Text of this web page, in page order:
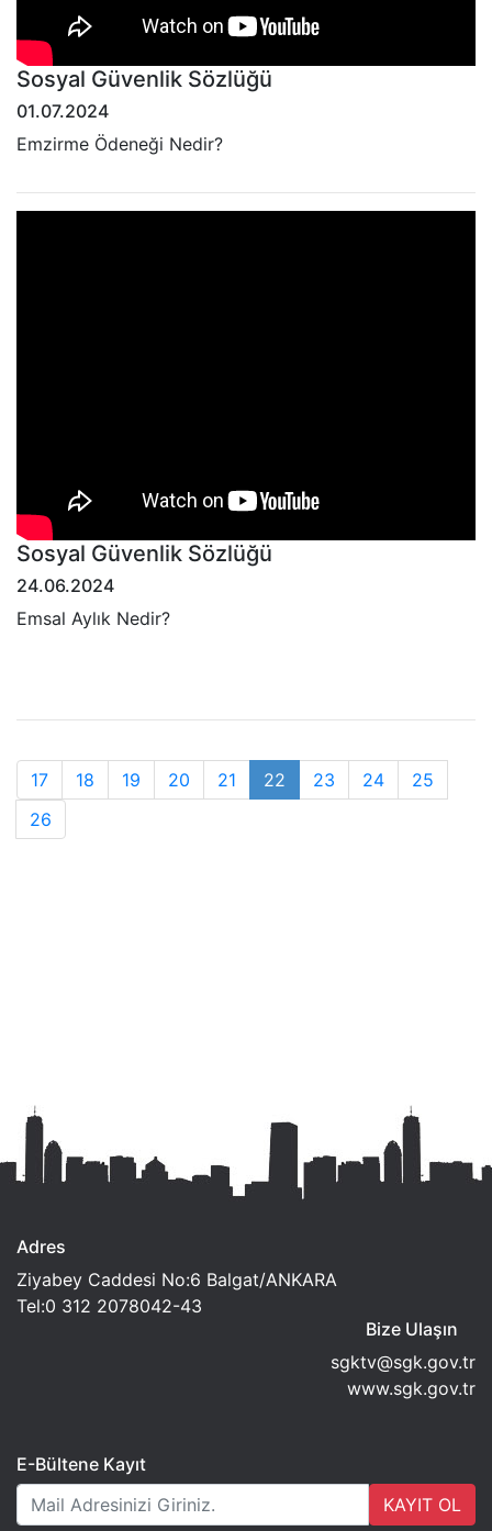
Sosyal Güvenlik Sözlüğü
01.07.2024
Emzirme Ödeneği Nedir?
Sosyal Güvenlik Sözlüğü
24.06.2024
Emsal Aylık Nedir?
17 18 19 20 21 22 23 24
25
26
Adres
Ziyabey Caddesi No:6 Balgat/ANKARA
Tel:0 312 2078042-43
Bize Ulaşın
sgktv@sgk.gov.tr
www.sgk.gov.tr
E-Bültene Kayıt
KAYIT OL